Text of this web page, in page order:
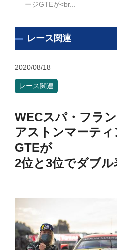
ージGTEが<br...
レース関連
2020/08/18
レース関連
WECスパ・フラ
アストンマーテ
GTEが
2位と3位でダブル